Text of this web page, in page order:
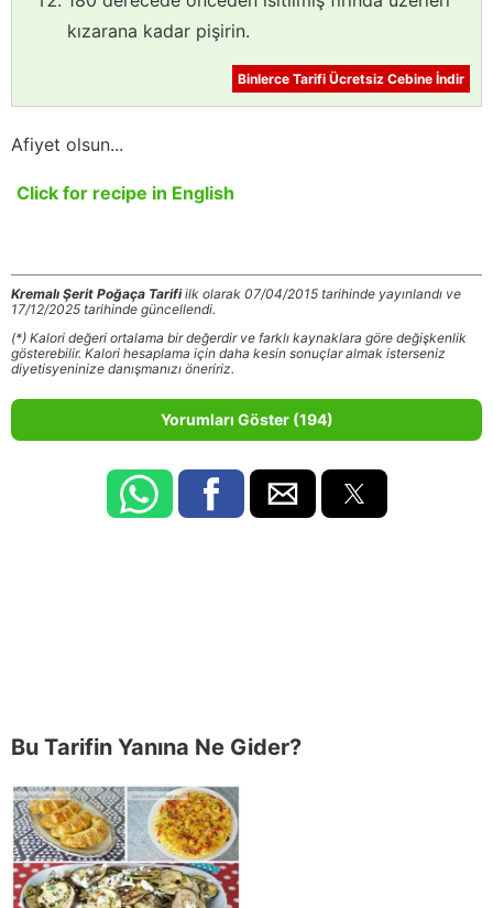
kızarana kadar pişirin.
Binlerce Tarifi Ücretsiz Cebine İndir
Afiyet olsun...
Click for recipe in English
Kremalı Şerit Poğaça Tarifiilk olarak 07/04/2015 tarihinde yayınlandı ve
17/12/2025 tarihinde güncellendi.
(*) Kalori değeri ortalama bir değerdir ve farklı kaynaklara göre değişkenlik
gösterebilir. Kalori hesaplama için daha kesin sonuçlar almak isterseniz
diyetisyeninize danışmanızı öneririz.
Yorumları Göster (194)
Bu Tarifin Yanına Ne Gider?